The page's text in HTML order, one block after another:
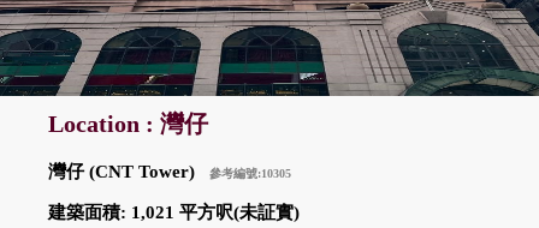
Location : 灣仔
灣仔 (CNT Tower) 參考編號:10305
建築面積: 1,021 平方呎(未証實)